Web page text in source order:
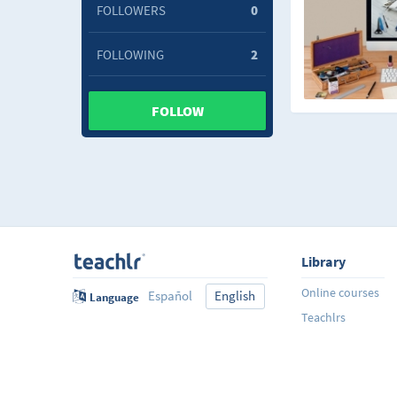
FOLLOWERS 0
FOLLOWING 2
FOLLOW
Language Español English
Library
Online courses
Teachlrs